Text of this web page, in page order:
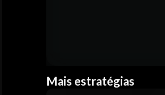
Mais estratégias